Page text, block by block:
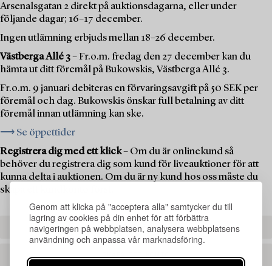
Genom att klicka på "acceptera alla" samtycker du till
lagring av cookies på din enhet för att förbättra
navigeringen på webbplatsen, analysera webbplatsens
användning och anpassa vår marknadsföring.
Arsenalsgatan 2 direkt på auktionsdagarna, eller under
följande dagar; 16–17 december.
Ingen utlämning erbjuds mellan 18–26 december.
Västberga Allé 3– Fr.o.m. fredag den 27 december kan du
hämta ut ditt föremål på Bukowskis, Västberga Allé 3.
Fr.o.m. 9 januari debiteras en förvaringsavgift på 50 SEK per
föremål och dag. Bukowskis önskar full betalning av ditt
föremål innan utlämning kan ske.
⟶ Se öppettider
Registrera dig med ett klick– Om du är onlinekund så
behöver du registrera dig som kund för liveauktioner för att
kunna delta i auktionen. Om du är ny kund hos oss måste du
skapa ett kundkonto först.
REGISTRERA DIG